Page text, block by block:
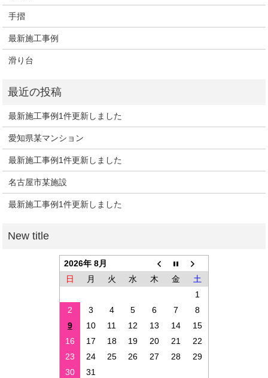
手摺
最新施工事例
滑り台
最新施工事例1件更新しました
愛知県某マンション
最新施工事例1件更新しました
名古屋市某施設
最新施工事例1件更新しました
2026年 8月
日
月 火 水 木 金
土
1
2
3 4 5 6 7
8
9
10 11 12 13 14
15
16
17 18 19 20 21
22
23
24 25 26 27 28
29
30
31